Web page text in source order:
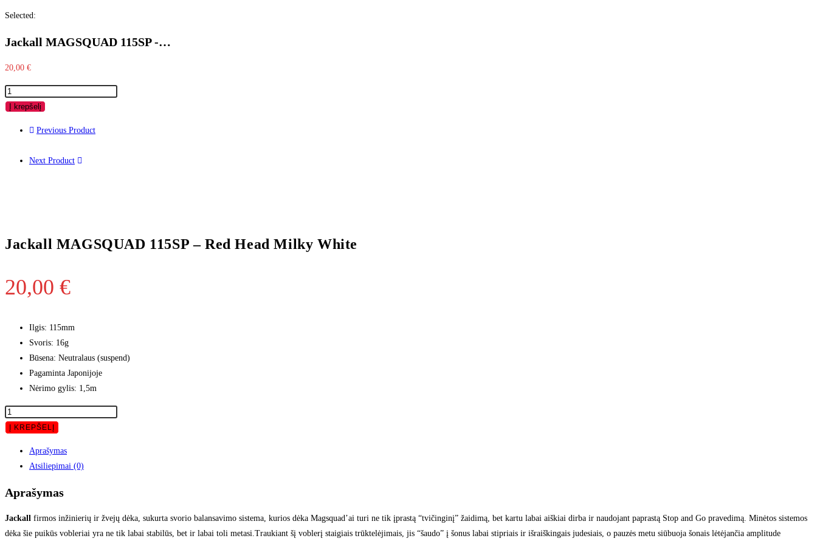
Selected:
Jackall MAGSQUAD 115SP -…
20,00 €
produkto
kiekis:
MAGSQUAD
Į krepšelį
Previous Product
Next Product
Jackall MAGSQUAD 115SP – Red Head Milky White
20,00 €
Ilgis: 115mm
Svoris: 16g
Būsena: Neutralaus (suspend)
Pagaminta Japonijoje
Nėrimo gylis: 1,5m
produkto
kiekis:
MAGSQUAD
Head
Milky
Į KREPŠELĮ
Aprašymas
Atsiliepimai (0)
Aprašymas
Jackall firmos inžinierių ir žvejų dėka, sukurta svorio balansavimo sistema, kurios dėka Magsquad’ai turi ne tik įprastą “tvičinginį” žaidimą, bet kartu labai aiškiai dirba ir naudojant paprastą Stop and Go pravedimą. Minėtos sistemos
dėka šie puikūs vobleriai yra ne tik labai stabilūs, bet ir labai toli metasi.Traukiant šį voblerį staigiais trūktelėjimais, jis “šaudo” į šonus labai stipriais ir išraiškingais judesiais, o pauzės metu siūbuoja šonais lėtėjančia amplitude